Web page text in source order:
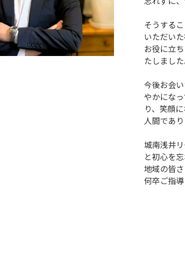
そうする
いただい
お役に立
たしました
今後お会
やかにな
り、笑顔
人間であ
城南浅井
と初心を
地域の皆
何卒ご指